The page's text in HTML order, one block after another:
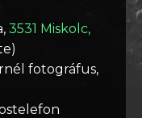
3531 Miskolc,
fotográfus,